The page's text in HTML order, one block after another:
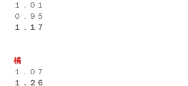
１．０１
０．９５
１．１７
橘
１．０７
１．２６